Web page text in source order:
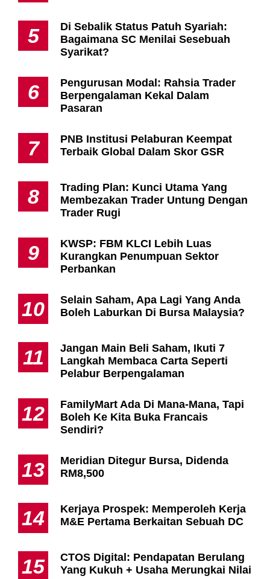
5
Di Sebalik Status Patuh Syariah:
Bagaimana SC Menilai Sesebuah
Syarikat?
6
Pengurusan Modal: Rahsia Trader
Berpengalaman Kekal Dalam
Pasaran
7
PNB Institusi Pelaburan Keempat
Terbaik Global Dalam Skor GSR
8
Trading Plan: Kunci Utama Yang
Membezakan Trader Untung Dengan
Trader Rugi
9
KWSP: FBM KLCI Lebih Luas
Kurangkan Penumpuan Sektor
Perbankan
10
Selain Saham, Apa Lagi Yang Anda
Boleh Laburkan Di Bursa Malaysia?
11
Jangan Main Beli Saham, Ikuti 7
Langkah Membaca Carta Seperti
Pelabur Berpengalaman
12
FamilyMart Ada Di Mana-Mana, Tapi
Boleh Ke Kita Buka Francais
Sendiri?
13
Meridian Ditegur Bursa, Didenda
RM8,500
14
Kerjaya Prospek: Memperoleh Kerja
M&E Pertama Berkaitan Sebuah DC
15
CTOS Digital: Pendapatan Berulang
Yang Kukuh + Usaha Merungkai Nilai